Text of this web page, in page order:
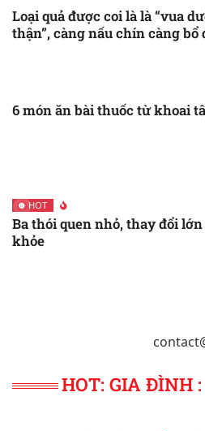
Loại quả được coi là là “vua
thận”, càng nấu chín càng bổ
6 món ăn bài thuốc từ khoai
HOT
Ba thói quen nhỏ, thay đổi
khỏe
HOT: GIA ĐÌNH